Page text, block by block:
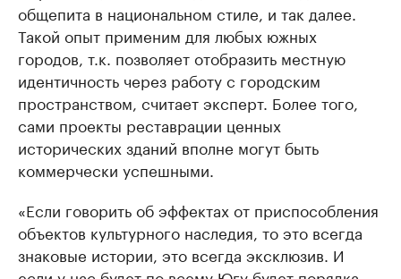
общепита в национальном стиле, и так далее.
Такой опыт применим для любых южных
городов, т.к. позволяет отобразить местную
идентичность через работу с городским
пространством, считает эксперт. Более того,
сами проекты реставрации ценных
исторических зданий вполне могут быть
коммерчески успешными.
«Если говорить об эффектах от приспособления
объектов культурного наследия, то это всегда
знаковые истории, это всегда эксклюзив. И